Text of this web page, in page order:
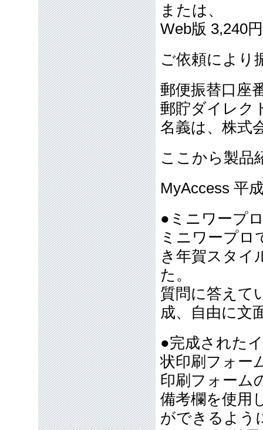
または、
Web版
ご依頼により
郵便振替口座
郵貯ダイレク
名義は、株
ここから製品
MyAccess 平
●ミニワープ
ミニワープロ
き年賀スタイ
た。
質問に答えて
成、自由に文
●完成された
状印刷フォー
印刷フォーム
備考欄を使用
ができるよう